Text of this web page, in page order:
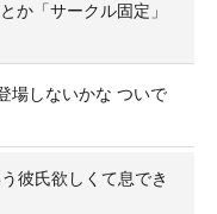
か「サークル固定」
場しないかな ついで
彼氏欲しくて息でき